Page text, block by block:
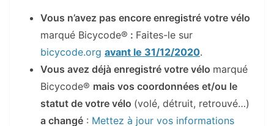
Vous n’avez pas encore enregistré votre vélo
marqué Bicycode® : Faites-le sur
bicycode.org avant le 31/12/2020.
Vous avez déjà enregistré votre vélo marqué
Bicycode® mais vos coordonnées et/ou le
statut de votre vélo (volé, détruit, retrouvé…)
a changé : Mettez à jour vos informations